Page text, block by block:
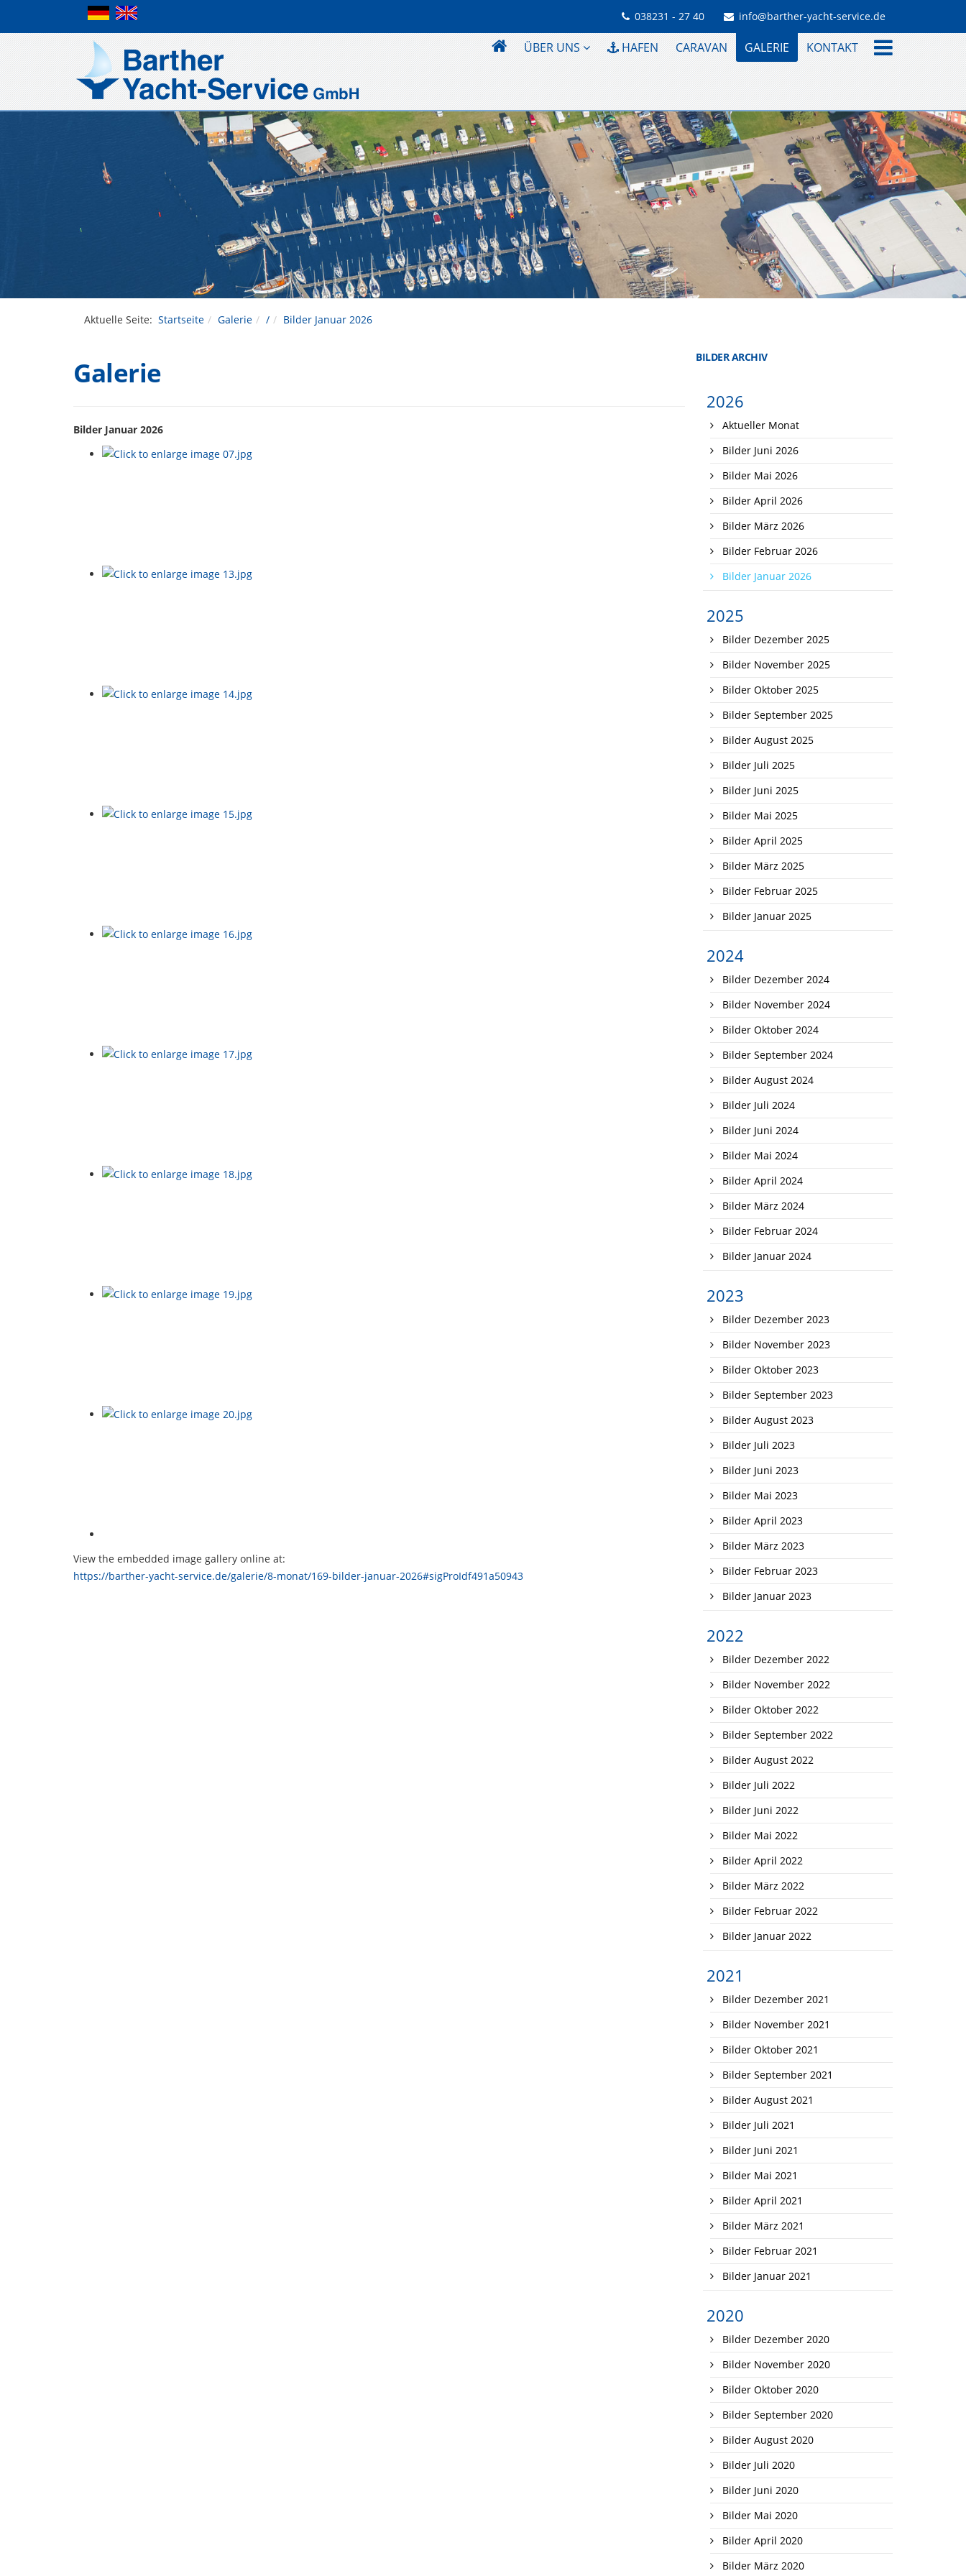
038231 - 27 40 info@barther-yacht-service.de
ÜBER UNS HAFEN CARAVAN GALERIE KONTAKT
Aktuelle Seite: Startseite Galerie / Bilder Januar 2026
Galerie
Bilder Januar 2026
View the embedded image gallery online at:
https://barther-yacht-service.de/galerie/8-monat/169-bilder-januar-2026#sigProIdf491a50943
BILDER ARCHIV
2026
Aktueller Monat
Bilder Juni 2026
Bilder Mai 2026
Bilder April 2026
Bilder März 2026
Bilder Februar 2026
Bilder Januar 2026
2025
Bilder Dezember 2025
Bilder November 2025
Bilder Oktober 2025
Bilder September 2025
Bilder August 2025
Bilder Juli 2025
Bilder Juni 2025
Bilder Mai 2025
Bilder April 2025
Bilder März 2025
Bilder Februar 2025
Bilder Januar 2025
2024
Bilder Dezember 2024
Bilder November 2024
Bilder Oktober 2024
Bilder September 2024
Bilder August 2024
Bilder Juli 2024
Bilder Juni 2024
Bilder Mai 2024
Bilder April 2024
Bilder März 2024
Bilder Februar 2024
Bilder Januar 2024
2023
Bilder Dezember 2023
Bilder November 2023
Bilder Oktober 2023
Bilder September 2023
Bilder August 2023
Bilder Juli 2023
Bilder Juni 2023
Bilder Mai 2023
Bilder April 2023
Bilder März 2023
Bilder Februar 2023
Bilder Januar 2023
2022
Bilder Dezember 2022
Bilder November 2022
Bilder Oktober 2022
Bilder September 2022
Bilder August 2022
Bilder Juli 2022
Bilder Juni 2022
Bilder Mai 2022
Bilder April 2022
Bilder März 2022
Bilder Februar 2022
Bilder Januar 2022
2021
Bilder Dezember 2021
Bilder November 2021
Bilder Oktober 2021
Bilder September 2021
Bilder August 2021
Bilder Juli 2021
Bilder Juni 2021
Bilder Mai 2021
Bilder April 2021
Bilder März 2021
Bilder Februar 2021
Bilder Januar 2021
2020
Bilder Dezember 2020
Bilder November 2020
Bilder Oktober 2020
Bilder September 2020
Bilder August 2020
Bilder Juli 2020
Bilder Juni 2020
Bilder Mai 2020
Bilder April 2020
Bilder März 2020